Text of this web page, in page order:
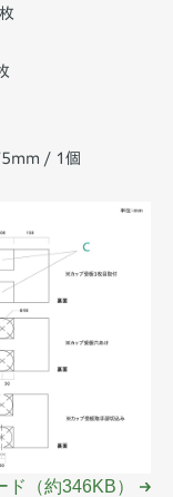
/ 1個
（約346KB）